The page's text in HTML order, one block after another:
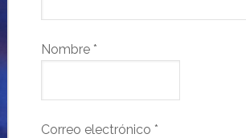
Nombre *
Correo electrónico *